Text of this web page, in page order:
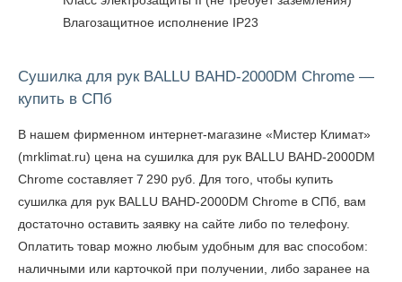
Влагозащитное исполнение IP23
Сушилка для рук BALLU BAHD-2000DM Chrome —
купить в СПб
В нашем фирменном интернет-магазине «Мистер Климат»
(mrklimat.ru) цена на сушилка для рук BALLU BAHD-2000DM
Chrome составляет 7 290 руб. Для того, чтобы купить
сушилка для рук BALLU BAHD-2000DM Chrome в СПб , вам
достаточно оставить заявку на сайте либо по телефону.
Оплатить товар можно любым удобным для вас способом:
наличными или карточкой при получении, либо заранее на